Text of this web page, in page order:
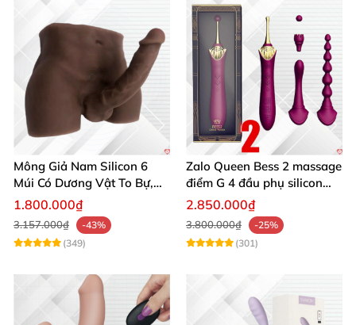
Mông Giả Nam Silicon 6
Múi Có Dương Vật To Bự,
Hấp Dẫn, Siêu Thật
1.800.000₫
3.157.000₫
-43%
(349)
Zalo Queen Bess 2 massage
điểm G 4 đầu phụ silicon
cao cấp rung nóng
2.850.000₫
3.800.000₫
-25%
(301)